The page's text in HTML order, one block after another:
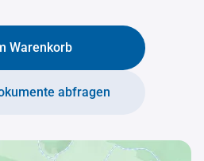
Warenkorb
abfragen